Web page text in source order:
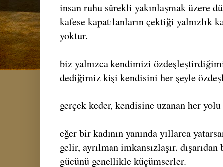
insan ruhu sürekli yakınlaşmak üzere
kafese kapatılanların çektiği yalnızlık
yoktur.
biz yalnızca kendimizi
dediğimiz kişi kendisini her şeyle
gerçek keder, kendisine uzanan her yolu
eğer bir kadının yanında yıllarca
gelir, ayrılman imkansızlaşır.
gücünü genellikle küçümserler.